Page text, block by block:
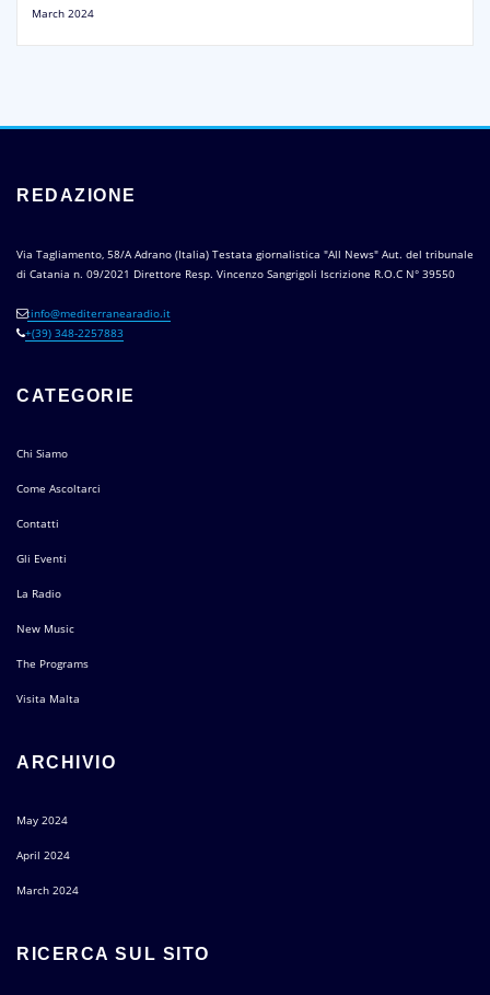
March 2024
REDAZIONE
Via Tagliamento, 58/A Adrano (Italia) Testata giornalistica "All News" Aut. del tribunale
di Catania n. 09/2021 Direttore Resp. Vincenzo Sangrigoli Iscrizione R.O.C N° 39550
:info@mediterranearadio.it
+(39) 348-2257883
CATEGORIE
Chi Siamo
Come Ascoltarci
Contatti
Gli Eventi
La Radio
New Music
The Programs
Visita Malta
ARCHIVIO
May 2024
April 2024
March 2024
RICERCA SUL SITO